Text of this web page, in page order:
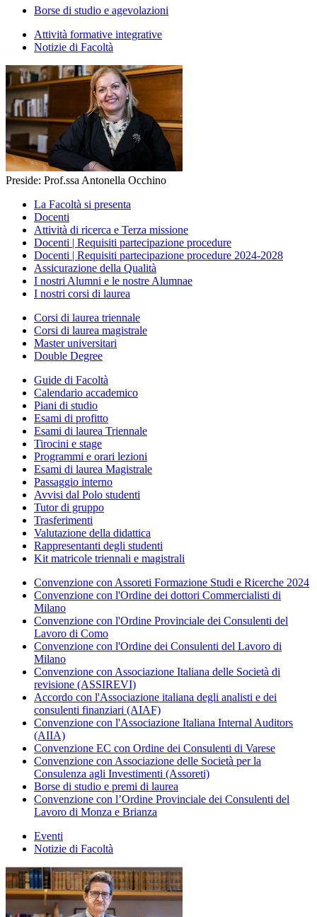
Borse di studio e agevolazioni
Attività formative integrative
Notizie di Facoltà
Preside: Prof.ssa Antonella Occhino
La Facoltà si presenta
Docenti
Attività di ricerca e Terza missione
Docenti | Requisiti partecipazione procedure
Docenti | Requisiti partecipazione procedure 2024-2028
Assicurazione della Qualità
I nostri Alumni e le nostre Alumnae
I nostri corsi di laurea
Corsi di laurea triennale
Corsi di laurea magistrale
Master universitari
Double Degree
Guide di Facoltà
Calendario accademico
Piani di studio
Esami di profitto
Esami di laurea Triennale
Tirocini e stage
Programmi e orari lezioni
Esami di laurea Magistrale
Passaggio interno
Avvisi dal Polo studenti
Tutor di gruppo
Trasferimenti
Valutazione della didattica
Rappresentanti degli studenti
Kit matricole triennali e magistrali
Convenzione con Assoreti Formazione Studi e Ricerche 2024
Convenzione con l'Ordine dei dottori Commercialisti di
Milano
Convenzione con l'Ordine Provinciale dei Consulenti del
Lavoro di Como
Convenzione con l'Ordine dei Consulenti del Lavoro di
Milano
Convenzione con Associazione Italiana delle Società di
revisione (ASSIREVI)
Accordo con l'Associazione italiana degli analisti e dei
consulenti finanziari (AIAF)
Convenzione con l'Associazione Italiana Internal Auditors
(AIIA)
Convenzione EC con Ordine dei Consulenti di Varese
Convenzione con Associazione delle Società per la
Consulenza agli Investimenti (Assoreti)
Borse di studio e premi di laurea
Convenzione con l’Ordine Provinciale dei Consulenti del
Lavoro di Monza e Brianza
Eventi
Notizie di Facoltà